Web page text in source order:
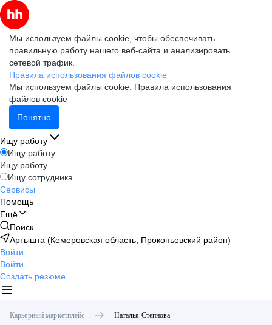
Мы используем файлы cookie, чтобы обеспечивать
правильную работу нашего веб-сайта и анализировать
сетевой трафик.
Правила использования файлов cookie
Мы используем файлы cookie. Правила использования
файлов cookie
Понятно
Ищу работу
Ищу работу
Ищу работу
Ищу сотрудника
Сервисы
Помощь
Ещё
Поиск
Артышта (Кемеровская область, Прокопьевский район)
Войти
Войти
Создать резюме
Карьерный маркетплейс Наталья Степнова